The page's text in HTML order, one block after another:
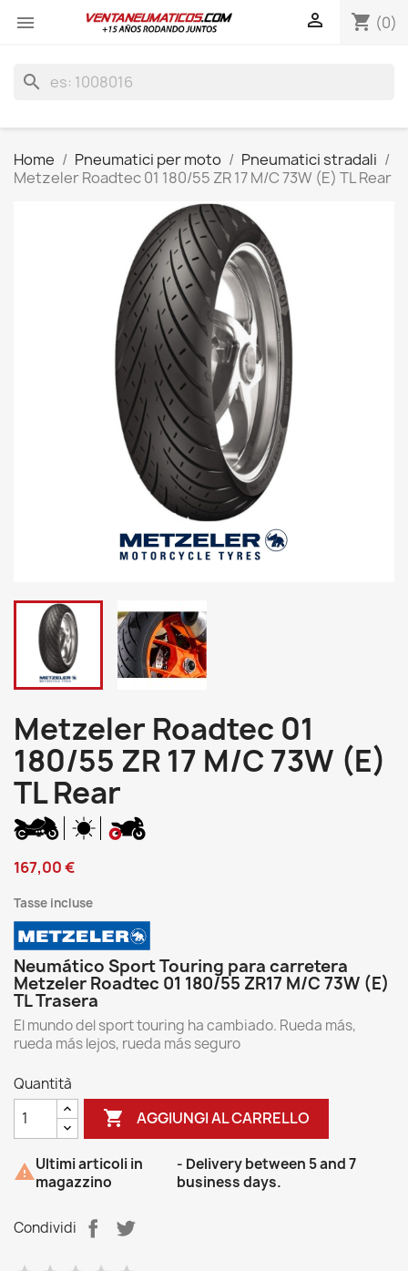
 shopping_cart (0)

search
Home Pneumatici per moto
Pneumatici stradali
Metzeler Roadtec 01 180/55 ZR 17 M/C 73W (E) TL Rear
Metzeler Roadtec 01
180/55 ZR 17 M/C 73W (E)
TL Rear
167,00 €
Tasse incluse
Neumático Sport Touring para carretera
Metzeler Roadtec 01 180/55 ZR17 M/C 73W (E)
TL Trasera
El mundo del sport touring ha cambiado. Rueda más,
rueda más lejos, rueda más seguro
Quantità
 AGGIUNGI AL CARRELLO
Ultimi articoli in
magazzino
- Delivery between 5 and 7
business days.
Condividi